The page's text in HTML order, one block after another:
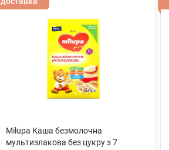
Milupa Каша безмолочна
мультизлакова без цукру з 7